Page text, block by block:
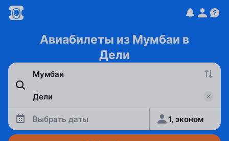
Авиабилеты из Мумбаи в
Дели
Выбрать даты 1, эконом